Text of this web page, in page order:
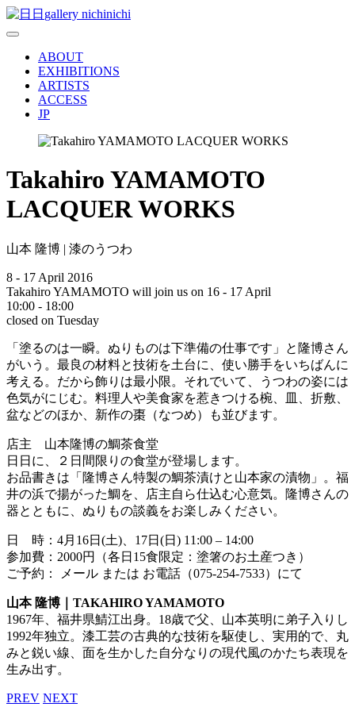
gallery nichinichi
ABOUT
EXHIBITIONS
ARTISTS
ACCESS
JP
Takahiro YAMAMOTO
LACQUER WORKS
山本 隆博 | 漆のうつわ
8 - 17 April 2016
Takahiro YAMAMOTO will join us on 16 - 17 April
10:00 - 18:00
closed on Tuesday
「塗るのは一瞬。ぬりものは下準備の仕事です」と隆博さん
がいう。最良の材料と技術を土台に、使い勝手をいちばんに
考える。だから飾りは最小限。それでいて、うつわの姿には
色気がにじむ。料理人や美食家を惹きつける椀、皿、折敷、
盆などのほか、新作の棗（なつめ）も並びます。
店主 山本隆博の鯛茶食堂
日日に、２日間限りの食堂が登場します。
お品書きは「隆博さん特製の鯛茶漬けと山本家の漬物」。福
井の浜で揚がった鯛を、店主自ら仕込む心意気。隆博さんの
器とともに、ぬりもの談義をお楽しみください。
日 時：4月16日(土)、17日(日) 11:00 – 14:00
参加費：2000円（各日15食限定：塗箸のお土産つき）
ご予約： メール または お電話（075-254-7533）にて
山本 隆博｜TAKAHIRO YAMAMOTO
1967年、福井県鯖江出身。18歳で父、山本英明に弟子入りし
1992年独立。漆工芸の古典的な技術を駆使し、実用的で、丸
みと鋭い線、面を生かした自分なりの現代風のかたち表現を
生み出す。
PREV NEXT